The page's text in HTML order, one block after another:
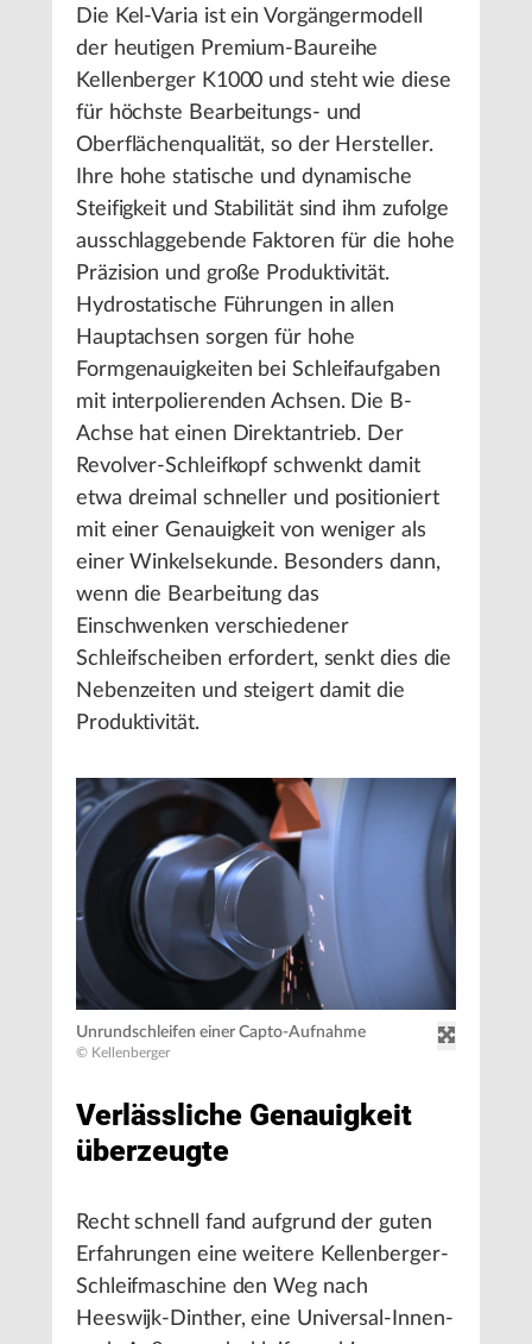
Die Kel-Varia ist ein Vorgängermodell
der heutigen Premium-Baureihe
Kellenberger K1000 und steht wie diese
für höchste Bearbeitungs- und
Oberflächenqualität, so der Hersteller.
Ihre hohe statische und dynamische
Steifigkeit und Stabilität sind ihm zufolge
ausschlaggebende Faktoren für die hohe
Präzision und große Produktivität.
Hydrostatische Führungen in allen
Hauptachsen sorgen für hohe
Formgenauigkeiten bei Schleifaufgaben
mit interpolierenden Achsen. Die B-
Achse hat einen Direktantrieb. Der
Revolver-Schleifkopf schwenkt damit
etwa dreimal schneller und positioniert
mit einer Genauigkeit von weniger als
einer Winkelsekunde. Besonders dann,
wenn die Bearbeitung das
Einschwenken verschiedener
Schleifscheiben erfordert, senkt dies die
Nebenzeiten und steigert damit die
Produktivität.
Unrundschleifen einer Capto-Aufnahme
© Kellenberger
Verlässliche Genauigkeit
überzeugte
Recht schnell fand aufgrund der guten
Erfahrungen eine weitere Kellenberger-
Schleifmaschine den Weg nach
Heeswijk-Dinther, eine Universal-Innen-